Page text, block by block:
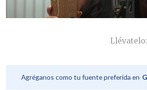
Llévatelo:
Agréganos como tu fuente preferida en